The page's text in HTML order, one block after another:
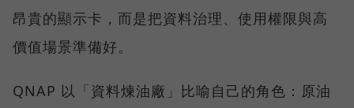
昂貴的顯示卡，而是把資料治理、使用權限與高
價值場景準備好。
QNAP 以「資料煉油廠」比喻自己的角色：原油